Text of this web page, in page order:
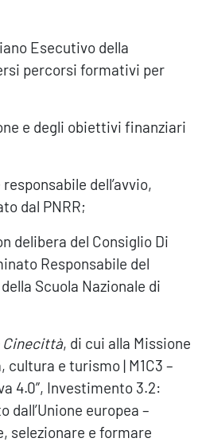
Esecutivo della
percorsi formativi per
e degli obiettivi finanziari
dell’avvio,
dal PNRR;
delibera del Consiglio Di
Responsabile del
Scuola Nazionale di
Cinecittà, di cui alla Missione
e turismo | M1C3 –
4.0”, Investimento 3.2:
europea –
selezionare e formare